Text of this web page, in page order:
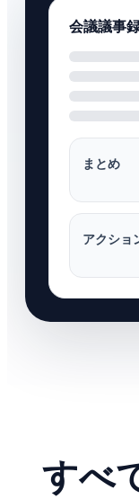
会議議事
まとめ
アクショ
すべ